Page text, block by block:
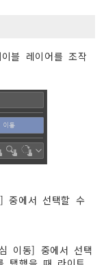
블 레이어를 조작
중에서 선택할 수
이동] 중에서 선택